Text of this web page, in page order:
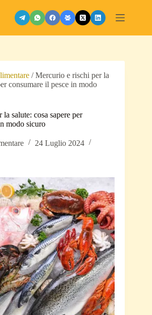
/Mercurio e rischi per la
consumare il pesce in modo
salute: cosa sapere per
modo sicuro
24 Luglio 2024